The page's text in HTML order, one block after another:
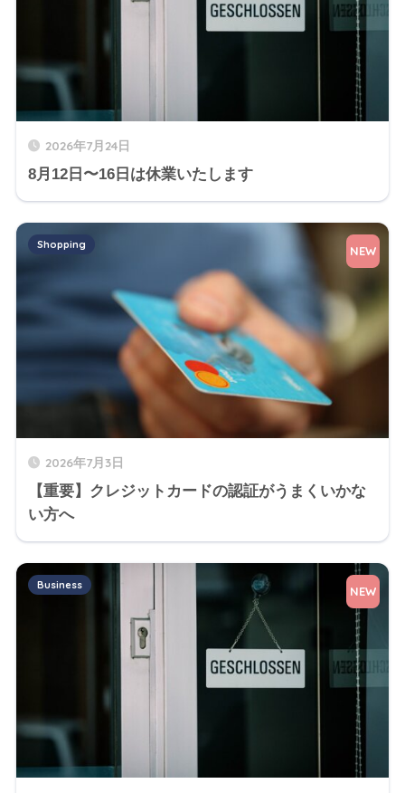
2026年7月24日
8月12日〜16日は休業いたします
2026年7月3日
【重要】クレジットカードの認証がうまくいかな
い方へ
Shopping NEW
Business NEW